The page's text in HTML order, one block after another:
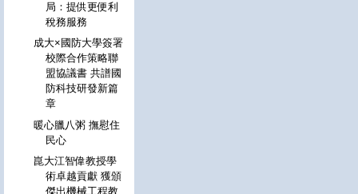
局：提供更便利
稅務服務
成大×國防大學簽署
校際合作策略聯
盟協議書 共譜國
防科技研發新篇
章
暖心臘八粥 撫慰住
民心
崑大江智偉教授學
術卓越貢獻 獲頒
傑出機械工程教